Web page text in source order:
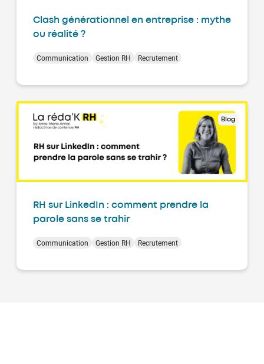
Clash générationnel en entreprise : mythe
ou réalité ?
Communication Gestion RH Recrutement
Blog
RH sur LinkedIn : comment prendre la
parole sans se trahir
Communication Gestion RH Recrutement